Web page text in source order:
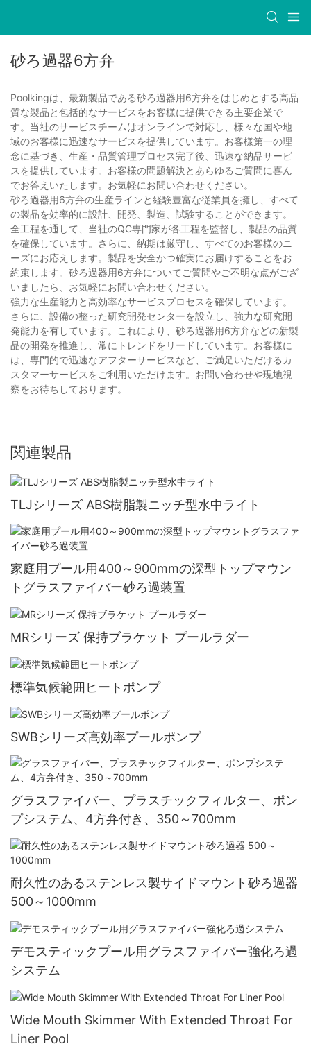
砂ろ過器6方弁
Poolkingは、最新製品である砂ろ過器用6方弁をはじめとする高品
質な製品と包括的なサービスをお客様に提供できる主要企業で
す。当社のサービスチームはオンラインで対応し、様々な国や地
域のお客様に迅速なサービスを提供しています。お客様第一の理
念に基づき、生産・品質管理プロセス完了後、迅速な納品サービ
スを提供しています。お客様の問題解決とあらゆるご質問に喜ん
でお答えいたします。お気軽にお問い合わせください。
砂ろ過器用6方弁の生産ラインと経験豊富な従業員を擁し、すべて
の製品を効率的に設計、開発、製造、試験することができます。
全工程を通して、当社のQC専門家が各工程を監督し、製品の品質
を確保しています。さらに、納期は厳守し、すべてのお客様のニ
ーズにお応えします。製品を安全かつ確実にお届けすることをお
約束します。砂ろ過器用6方弁についてご質問やご不明な点がござ
いましたら、お気軽にお問い合わせください。
強力な生産能力と高効率なサービスプロセスを確保しています。
さらに、設備の整った研究開発センターを設立し、強力な研究開
発能力を有しています。これにより、砂ろ過器用6方弁などの新製
品の開発を推進し、常にトレンドをリードしています。お客様に
は、専門的で迅速なアフターサービスなど、ご満足いただけるカ
スタマーサービスをご利用いただけます。お問い合わせや現地視
察をお待ちしております。
関連製品
TLJシリーズ ABS樹脂製ニッチ型水中ライト
家庭用プール用400～900mmの深型トップマウン
トグラスファイバー砂ろ過装置
MRシリーズ 保持ブラケット プールラダー
標準気候範囲ヒートポンプ
SWBシリーズ高効率プールポンプ
グラスファイバー、プラスチックフィルター、ポン
プシステム、4方弁付き、350～700mm
耐久性のあるステンレス製サイドマウント砂ろ過器
500～1000mm
デモスティックプール用グラスファイバー強化ろ過
システム
Wide Mouth Skimmer With Extended Throat For
Liner Pool